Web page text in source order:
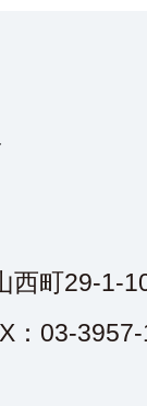
西町29-1-
：03-3957-